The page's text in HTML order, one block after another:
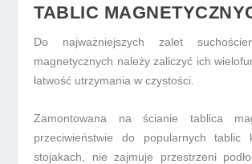
TABLIC
Do najważniejszych zalet
magnetycznych należy zaliczyć ich
łatwość utrzymania w czystości.
Zamontowana na ścianie tablica
przeciwieństwie do popularnych tablic
stojakach, nie zajmuje przestrzeni